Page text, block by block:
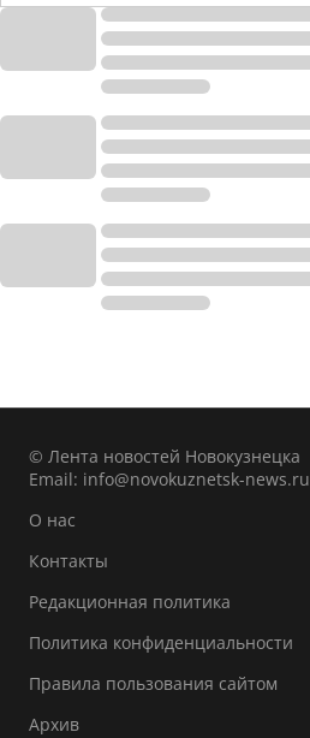
© Лента новостей Новокузнецка
Email: info@novokuznetsk-news.ru
О нас
Контакты
Редакционная политика
Политика конфиденциальности
Правила пользования сайтом
Архив